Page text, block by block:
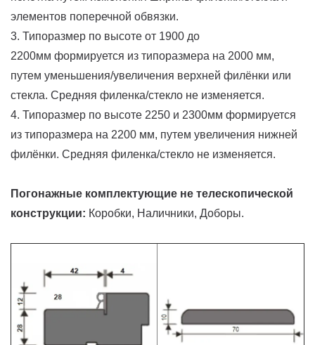
элементов поперечной обвязки.
3. Типоразмер по высоте от 1900 до
2200мм формируется из типоразмера на 2000 мм,
путем уменьшения/увеличения верхней филёнки или
стекла. Средняя филенка/стекло не изменяется.
4. Типоразмер по высоте 2250 и 2300мм формируется
из типоразмера на 2200 мм, путем увеличения нижней
филёнки. Средняя филенка/стекло не изменяется.
Погонажные комплектующие не телескопической
конструкции: Коробки, Наличники, Доборы.